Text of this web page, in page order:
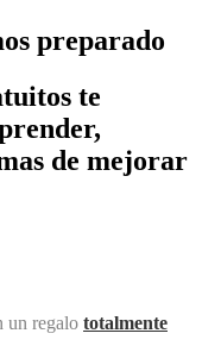
preparado
te
de mejorar
un regalo totalmente